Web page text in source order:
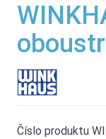
Číslo produktu